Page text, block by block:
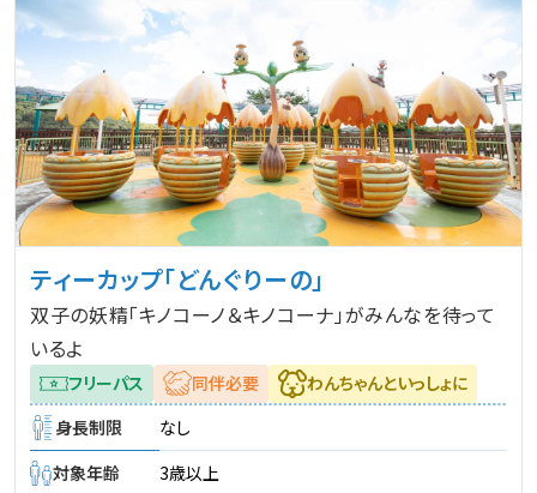
ティーカップ「どんぐりーの」
双子の妖精「キノコーノ＆キノコーナ」がみんなを待って
いるよ
フリーパス 同伴必要
わんちゃんといっしょに
身長制限
なし
対象年齢
3歳以上